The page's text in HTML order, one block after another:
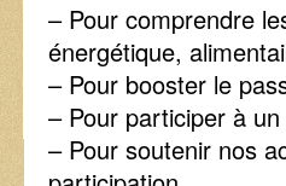
– Pour comprendre
énergétique,
– Pour booster le
– Pour participer à
– Pour soutenir nos